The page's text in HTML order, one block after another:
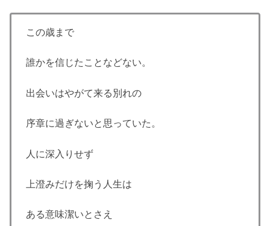
この歳まで
誰かを信じたことなどない。
出会いはやがて来る別れの
序章に過ぎないと思っていた。
人に深入りせず
上澄みだけを掬う人生は
ある意味潔いとさえ